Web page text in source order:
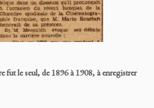
fut le seul, de 1896 à 1908, à enregistrer